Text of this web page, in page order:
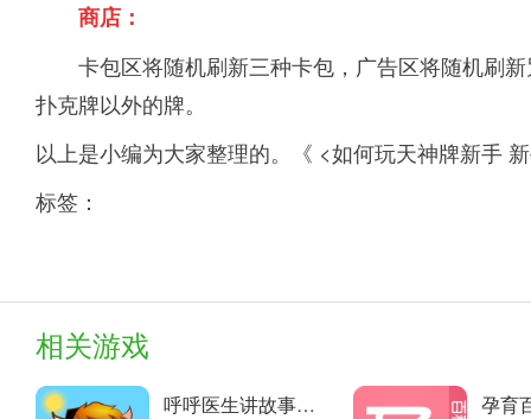
商店：
卡包区将随机刷新三种卡包，广告区将随机刷
扑克牌以外的牌。
以上是小编为大家整理的。《 <如何玩天神牌新手
标签：
相关游戏
呼呼医生讲故事手机版的故事 安卓下载